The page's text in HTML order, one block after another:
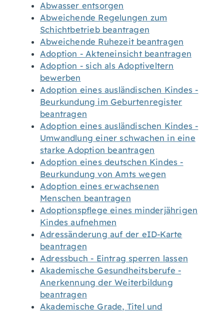
Abwasser entsorgen
Abweichende Regelungen zum
Schichtbetrieb beantragen
Abweichende Ruhezeit beantragen
Adoption - Akteneinsicht beantragen
Adoption - sich als Adoptiveltern
bewerben
Adoption eines ausländischen Kindes -
Beurkundung im Geburtenregister
beantragen
Adoption eines ausländischen Kindes -
Umwandlung einer schwachen in eine
starke Adoption beantragen
Adoption eines deutschen Kindes -
Beurkundung von Amts wegen
Adoption eines erwachsenen
Menschen beantragen
Adoptionspflege eines minderjährigen
Kindes aufnehmen
Adressänderung auf der eID-Karte
beantragen
Adressbuch - Eintrag sperren lassen
Akademische Gesundheitsberufe -
Anerkennung der Weiterbildung
beantragen
Akademische Grade, Titel und